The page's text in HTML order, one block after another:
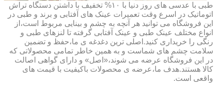
طبی با عدسی های روز دنیا با ۱۰% تخفیف با داشتن دستگاه تراش
اتوماتیک در اسرع وقت تعمیرات عینک های آفتابی و برند و طبی در
این فروشگاه می توانید هر آنچه به چشم و بینایی مربوط است،از
انواع مختلف عینک طبی و عینک آفتابی گرفته تا لنزهای طبی و
رنگی را خریداری کنید.اصلی ترین دغدغه ی ما،حفظ و تضمین
سلامت چشم های شماست و به همین خاطر تمامی محصولاتی که
در این فروشگاه عرضه می شوند،«اصل» و دارای گواهی اصالت
کالا هستند.هدف ما،عرضه ی محصولات باکیفیت با قیمت های
واقعی است.